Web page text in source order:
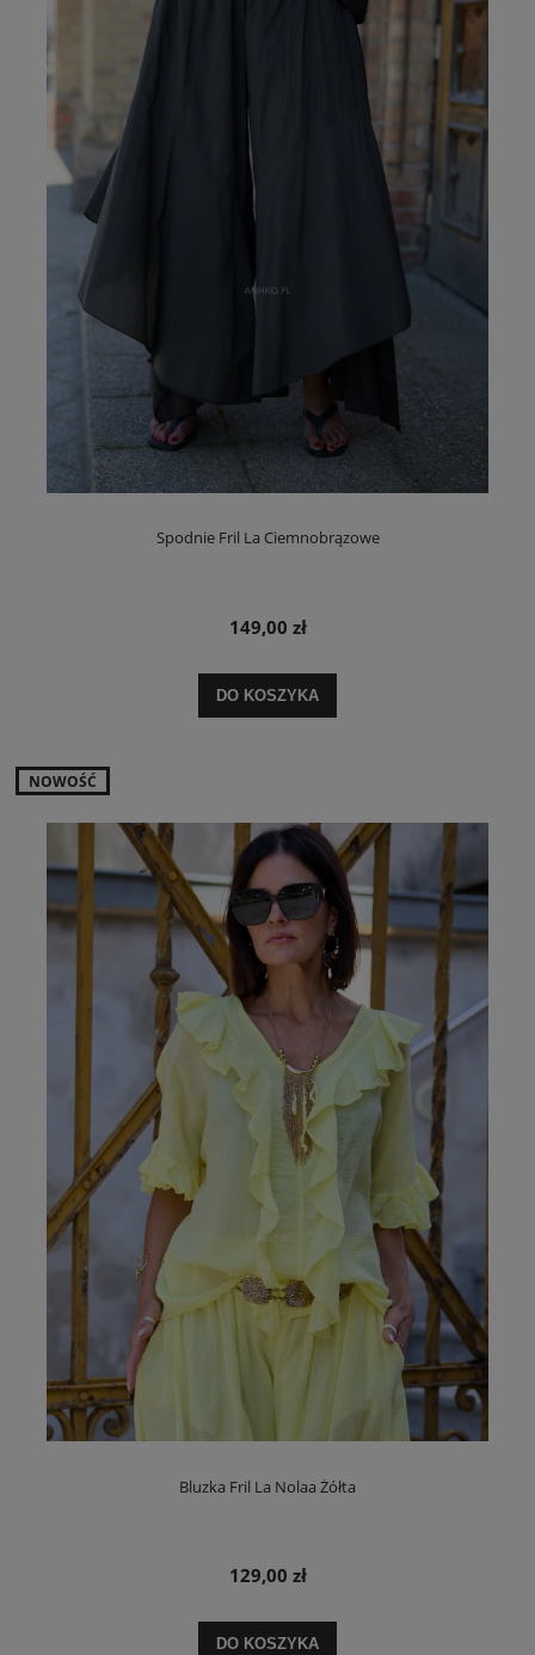
Spodnie Fril La Ciemnobrązowe
149,00 zł
DO KOSZYKA
Bluzka Fril La Nolaa Żółta
129,00 zł
DO KOSZYKA
NOWOŚĆ